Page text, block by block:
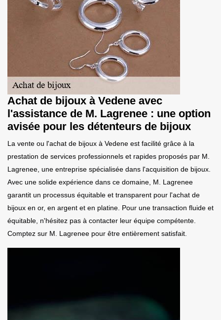
Achat de bijoux à Vedene avec
l'assistance de M. Lagrenee : une option
avisée pour les détenteurs de bijoux
La vente ou l'achat de bijoux à Vedene est facilité grâce à la
prestation de services professionnels et rapides proposés par M.
Lagrenee, une entreprise spécialisée dans l'acquisition de bijoux.
Avec une solide expérience dans ce domaine, M. Lagrenee
garantit un processus équitable et transparent pour l'achat de
bijoux en or, en argent et en platine. Pour une transaction fluide et
équitable, n'hésitez pas à contacter leur équipe compétente.
Comptez sur M. Lagrenee pour être entièrement satisfait.